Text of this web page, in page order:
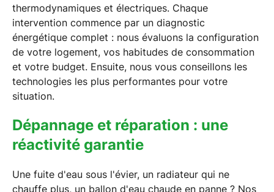
thermodynamiques et électriques. Chaque
intervention commence par un diagnostic
énergétique complet : nous évaluons la configuration
de votre logement, vos habitudes de consommation
et votre budget. Ensuite, nous vous conseillons les
technologies les plus performantes pour votre
situation.
Dépannage et réparation : une
réactivité garantie
Une fuite d'eau sous l'évier, un radiateur qui ne
chauffe plus, un ballon d'eau chaude en panne ? Nos